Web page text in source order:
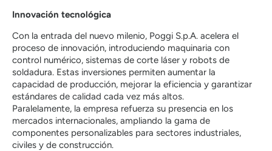
Innovación tecnológica
Con la entrada del nuevo milenio, Poggi S.p.A. acelera el
proceso de innovación, introduciendo maquinaria con
control numérico, sistemas de corte láser y robots de
soldadura. Estas inversiones permiten aumentar la
capacidad de producción, mejorar la eficiencia y garantizar
estándares de calidad cada vez más altos.
Paralelamente, la empresa refuerza su presencia en los
mercados internacionales, ampliando la gama de
componentes personalizables para sectores industriales,
civiles y de construcción.